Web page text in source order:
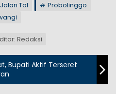
Jalan Tol
Probolinggo
Redaksi
Bupati Aktif Terseret